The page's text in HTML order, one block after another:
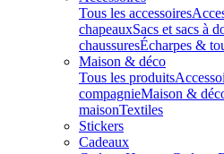
Tous les accessoires
chapeauxSacs et sacs à
chaussuresÉcharpes &
Maison & déco
Tous les produits
compagnieMaison &
maisonTextiles
Stickers
Cadeaux